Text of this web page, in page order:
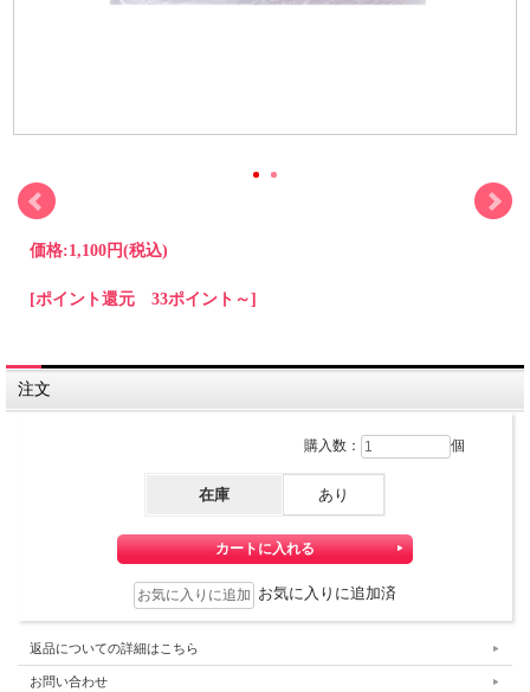
価格:1,100円(税込)
[ポイント還元 33ポイント～]
注文
購入数： 個
在庫 あり
お気に入りに追加済
返品についての詳細はこちら
お問い合わせ